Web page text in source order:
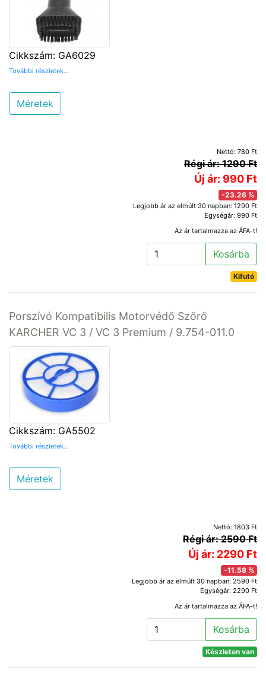
Cikkszám: GA6029
További részletek...
Méretek
Nettó: 780 Ft
Régi ár: 1290 Ft
Új ár: 990 Ft
-23.26 %
Legjobb ár az elmúlt 30 napban: 1290 Ft
Egységár: 990 Ft
Az ár tartalmazza az ÁFA-t!
Kosárba
Kifutó
Porszívó Kompatibilis Motorvédő Szőrő
KARCHER VC 3 / VC 3 Premium / 9.754-011.0
Cikkszám: GA5502
További részletek...
Méretek
Nettó: 1803 Ft
Régi ár: 2590 Ft
Új ár: 2290 Ft
-11.58 %
Legjobb ár az elmúlt 30 napban: 2590 Ft
Egységár: 2290 Ft
Az ár tartalmazza az ÁFA-t!
Kosárba
Készleten van